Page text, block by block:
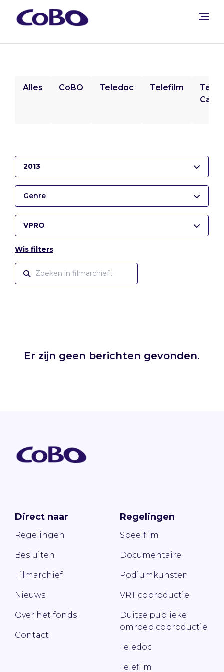
Alles CoBO Teledoc Telefilm
2013
Genre
VPRO
Wis filters
Er zijn geen berichten gevonden.
Direct naar
Regelingen
Besluiten
Filmarchief
Nieuws
Over het fonds
Contact
Regelingen
Speelfilm
Documentaire
Podiumkunsten
VRT coproductie
Duitse publieke
omroep coproductie
Teledoc
Telefilm